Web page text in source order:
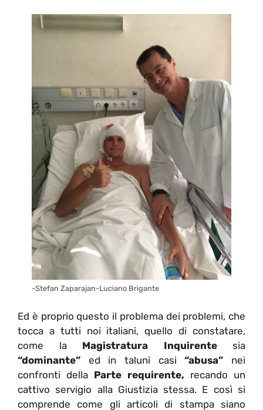
-Stefan Zaparajan-Luciano Brigante
Ed è proprio questo il problema dei problemi, che
tocca a tutti noi italiani, quello di constatare,
come la Magistratura Inquirentesia
“dominante” ed in taluni casi“abusa” nei
confronti della Parte requirente, recando un
cattivo servigio alla Giustizia stessa. E così si
comprende come gli articoli di stampa siano